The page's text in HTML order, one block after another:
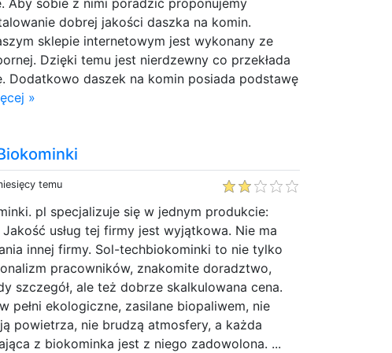
dobrej jakości daszka na komin.
sklepie internetowym jest wykonany ze
Dzięki temu jest nierdzewny co przekłada
Dodatkowo daszek na komin posiada podstawę
»
temu
pl specjalizuje się w jednym produkcie:
usług tej firmy jest wyjątkowa. Nie ma
innej firmy. Sol-techbiokominki to nie tylko
pracowników, znakomite doradztwo,
szczegół, ale też dobrze skalkulowana cena.
pełni ekologiczne, zasilane biopaliwem, nie
powietrza, nie brudzą atmosfery, a każda
z biokominka jest z niego zadowolona. ...